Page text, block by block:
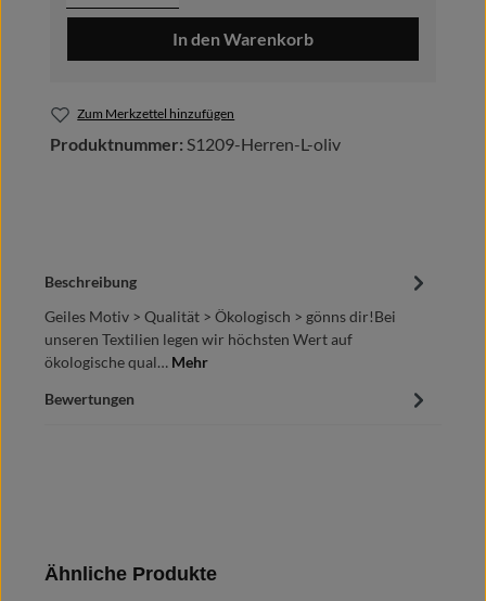
In den Warenkorb
Zum Merkzettel hinzufügen
Produktnummer: S1209-Herren-L-oliv
Beschreibung
Geiles Motiv > Qualität > Ökologisch > gönns dir!Bei
unseren Textilien legen wir höchsten Wert auf
ökologische qual… Mehr
Bewertungen
Produktgalerie überspringen
Ähnliche Produkte